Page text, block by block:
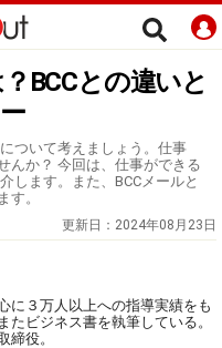
BCCとの違いと
ついて考えましょう。仕事
んか？ 今回は、仕事ができる
します。また、BCCメールと
す。
更新日： 2024年08月23日
に３万人以上への指導実績をも
ビジネス書を執筆している。
役。